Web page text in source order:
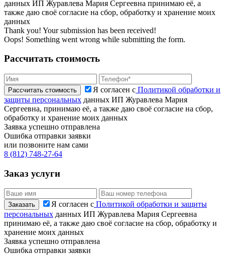
данных ИП Журавлева Мария Сергеевна принимаю её, а
также даю своё согласие на сбор, обработку и хранение моих
данных
Thank you! Your submission has been received!
Oops! Something went wrong while submitting the form.
Рассчитать стоимость
Я согласен с Политикой обработки и
защиты персональных данных ИП Журавлева Мария
Сергеевна, принимаю её, а также даю своё согласие на сбор,
обработку и хранение моих данных
Заявка успешно отправлена
Ошибка отправки заявки
или позвоните нам сами
8 (812) 748-27-64
Заказ услуги
Я согласен с Политикой обработки и защиты
персональных данных ИП Журавлева Мария Сергеевна
принимаю её, а также даю своё согласие на сбор, обработку и
хранение моих данных
Заявка успешно отправлена
Ошибка отправки заявки